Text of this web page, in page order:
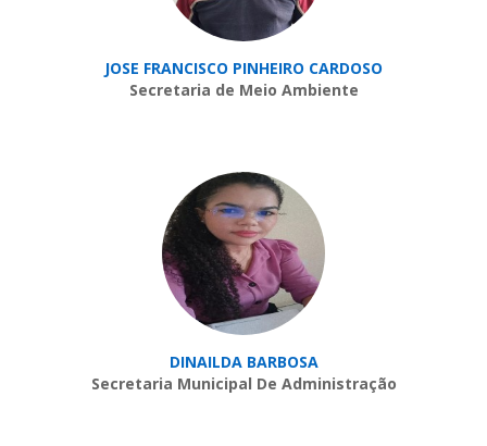
JOSE FRANCISCO PINHEIRO CARDOSO
Secretaria de Meio Ambiente
DINAILDA BARBOSA
Secretaria Municipal De Administração